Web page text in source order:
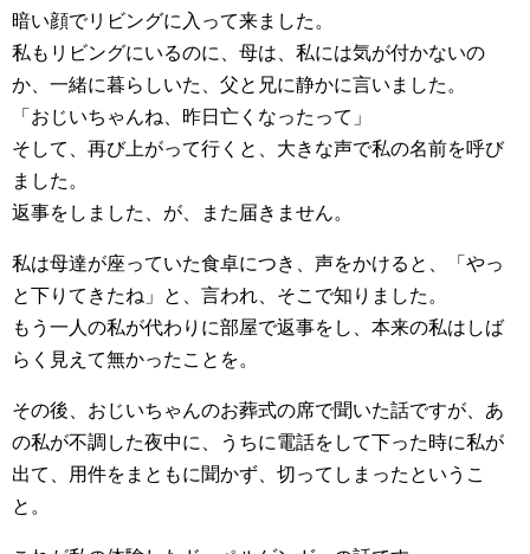
暗い顔でリビングに入って来ました。
私もリビングにいるのに、母は、私には気が付かないの
か、一緒に暮らしいた、父と兄に静かに言いました。
「おじいちゃんね、昨日亡くなったって」
そして、再び上がって行くと、大きな声で私の名前を呼び
ました。
返事をしました、が、また届きません。
私は母達が座っていた食卓につき、声をかけると、「やっ
と下りてきたね」と、言われ、そこで知りました。
もう一人の私が代わりに部屋で返事をし、本来の私はしば
らく見えて無かったことを。
その後、おじいちゃんのお葬式の席で聞いた話ですが、あ
の私が不調した夜中に、うちに電話をして下った時に私が
出て、用件をまともに聞かず、切ってしまったというこ
と。